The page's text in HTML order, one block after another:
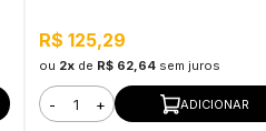
R$ 125,29
ou 2xde R$ 62,64 sem juros
- + ADICIONAR